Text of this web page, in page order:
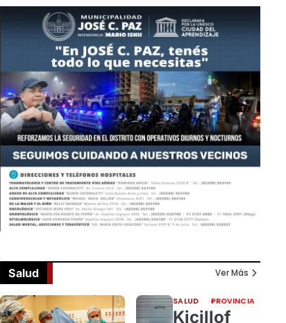
Salud Ver Más
SALUD PROVINCIA
Kicillof